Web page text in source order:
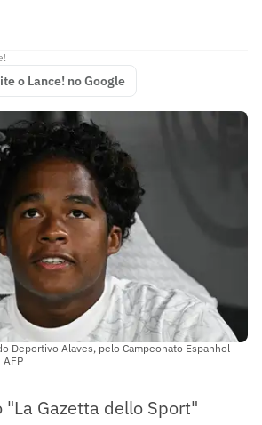
o Lance! no Google
Deportivo Alaves, pelo Campeonato Espanhol
AFP
"La Gazetta dello Sport"